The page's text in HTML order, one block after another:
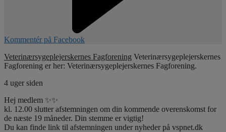
Kommentér på Facebook
Veterinærsygeplejerskernes Fagforening Veterinærsygeplejerskernes
Fagforening er her: Veterinærsygeplejerskernes Fagforening.
4 uger siden
Hej medlem ✨✨
kl. 12.00 slutter afstemningen om din kommende overenskomst for
de næste 19 måneder. Din stemme er vigtig!
Du kan finde link til afstemningen under nyheder på vspnet.dk